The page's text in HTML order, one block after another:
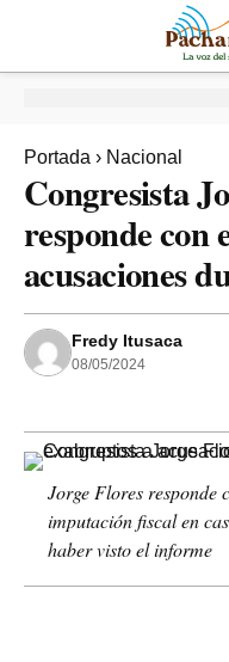
Portada › Nacional
Congresista
responde con
acusaciones
Fredy Itusaca
08/05/2024
Jorge Flores responde
imputación fiscal en
haber visto el informe